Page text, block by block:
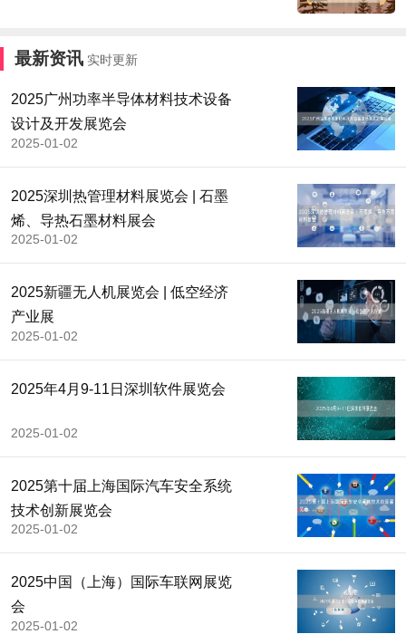
最新资讯 实时更新
2025广州功率半导体材料技术设备
设计及开发展览会
2025-01-02
2025深圳热管理材料展览会 | 石墨
烯、导热石墨材料展会
2025-01-02
2025新疆无人机展览会 | 低空经济
产业展
2025-01-02
2025年4月9-11日深圳软件展览会
2025-01-02
2025第十届上海国际汽车安全系统
技术创新展览会
2025-01-02
2025中国（上海）国际车联网展览
会
2025-01-02